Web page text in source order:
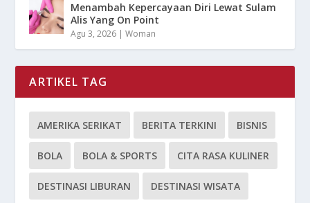
Menambah Kepercayaan Diri Lewat Sulam
Alis Yang On Point
Agu 3, 2026 |Woman
ARTIKEL TAG
AMERIKA SERIKAT BERITA TERKINI BISNIS
BOLA BOLA & SPORTS CITA RASA KULINER
DESTINASI LIBURAN DESTINASI WISATA